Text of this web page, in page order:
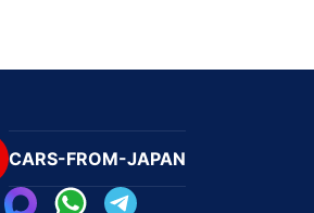
CARS-FROM-JAPAN